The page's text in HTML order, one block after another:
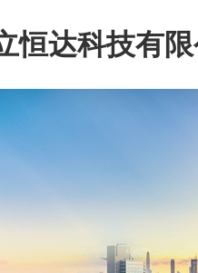
恒达科技有